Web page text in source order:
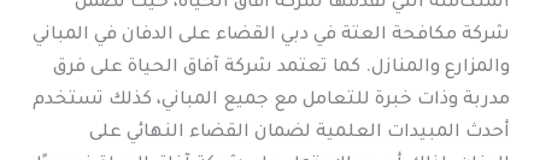
شركة مكافحة العتة في دبي القضاء على الدفان في المباني
والمزارع والمنازل. كما تعتمد شركة آفاق الحياة على فرق
مدربة وذات خبرة للتعامل مع جميع المباني، كذلك تستخدم
أحدث المبيدات العلمية لضمان القضاء النهائي على